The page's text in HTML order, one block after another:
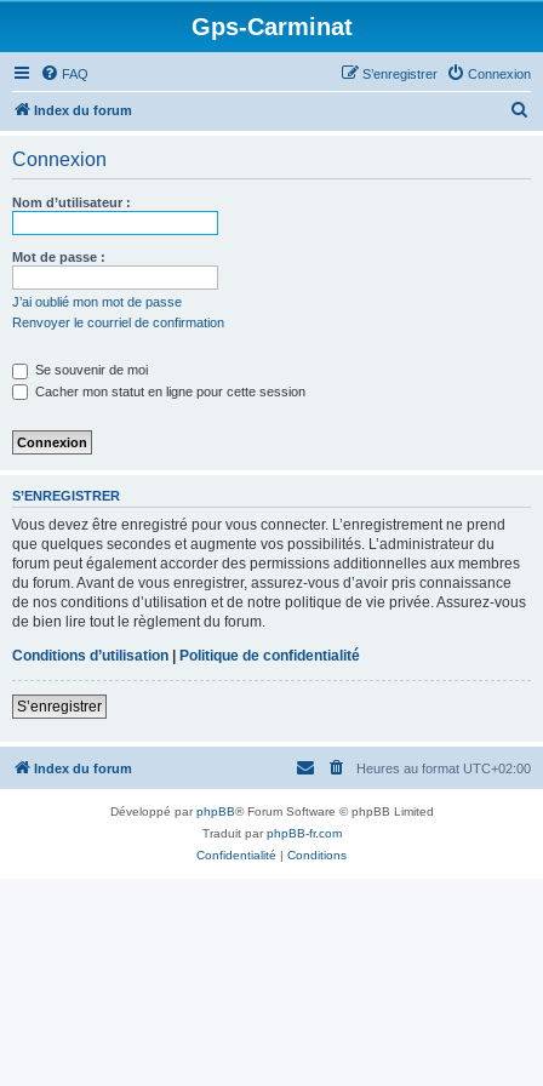
Gps-Carminat
FAQ Connexion
S’enregistrer
Index du forum
Connexion
Nom d’utilisateur :
Mot de passe :
J’ai oublié mon mot de passe
Renvoyer le courriel de confirmation
Se souvenir de moi
Cacher mon statut en ligne pour cette session
S’ENREGISTRER
Vous devez être enregistré pour vous connecter. L’enregistrement ne prend
que quelques secondes et augmente vos possibilités. L’administrateur du
forum peut également accorder des permissions additionnelles aux membres
du forum. Avant de vous enregistrer, assurez-vous d’avoir pris connaissance
de nos conditions d’utilisation et de notre politique de vie privée. Assurez-vous
de bien lire tout le règlement du forum.
Conditions d’utilisation | Politique de confidentialité
S’enregistrer
Index du forum Heures au format UTC+02:00
Développé parphpBB® Forum Software © phpBB Limited
Traduit parphpBB-fr.com
Confidentialité | Conditions